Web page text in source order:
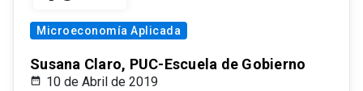
Microeconomía Aplicada
Susana Claro, PUC-Escuela de Gobierno
10 de Abril de 2019